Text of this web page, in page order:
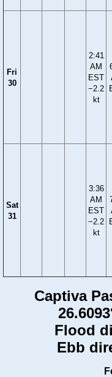
Fri
30
2:41
AM
EST
−2.2
kt
Sat
31
3:36
AM
EST
−2.2
kt
Captiva
Flood
Ebb